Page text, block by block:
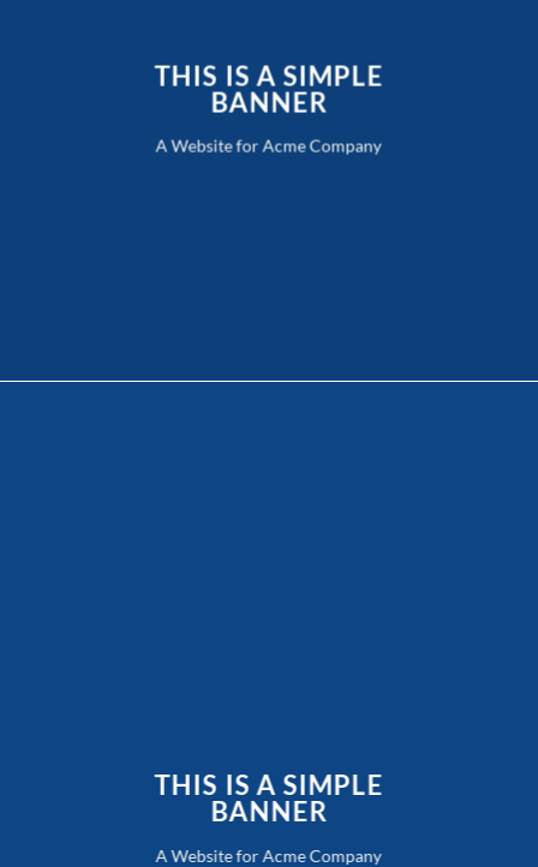
THIS IS A SIMPLE
BANNER
A Website for Acme Company
THIS IS A SIMPLE
BANNER
A Website for Acme Company